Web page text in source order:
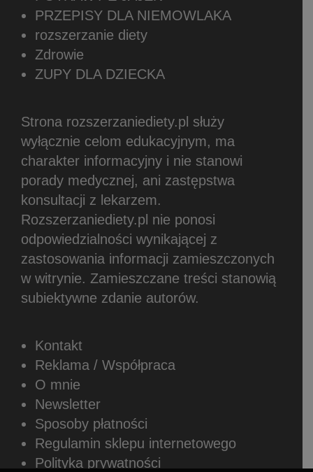
PRZEPISY DLA NIEMOWLAKA
rozszerzanie diety
Zdrowie
ZUPY DLA DZIECKA
Strona rozszerzaniediety.pl służy
wyłącznie celom edukacyjnym, ma
charakter informacyjny i nie stanowi
porady medycznej, ani zastępstwa
konsultacji z lekarzem.
Rozszerzaniediety.pl nie ponosi
odpowiedzialności wynikającej z
zastosowania informacji zamieszczonych
w witrynie. Zamieszczane treści stanowią
subiektywne zdanie autorów.
Kontakt
Reklama / Współpraca
O mnie
Newsletter
Sposoby płatności
Regulamin sklepu internetowego
Polityka prywatności